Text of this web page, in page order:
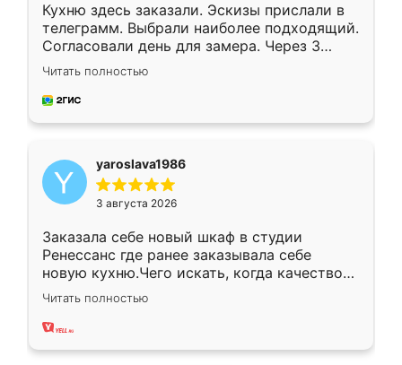
Кухню здесь заказали. Эскизы прислали в
телеграмм. Выбрали наиболее подходящий.
Согласовали день для замера. Через 3
недели кухня была уже готова. Остались
довольны работой. Спасибо Ренессанс
мебель за качественную работу!
Читать полностью
yaroslava1986
3 августа 2026
Заказала себе новый шкаф в студии
Ренессанс где ранее заказывала себе
новую кухню.Чего искать, когда качеством
вполне довольна. Служит кухня уже почти
два года, нареканий нет.
Читать полностью